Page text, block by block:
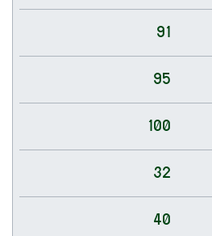
91
95
100
32
40